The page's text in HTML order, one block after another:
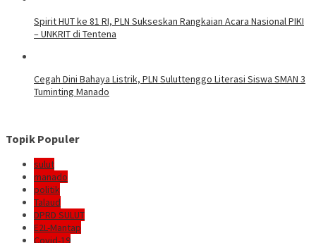
Spirit HUT ke 81 RI, PLN Sukseskan Rangkaian Acara Nasional PIKI
– UNKRIT di Tentena
Cegah Dini Bahaya Listrik, PLN Suluttenggo Literasi Siswa SMAN 3
Tuminting Manado
Topik Populer
sulut
manado
politik
Talaud
DPRD SULUT
E2L-Mantap
Covid-19